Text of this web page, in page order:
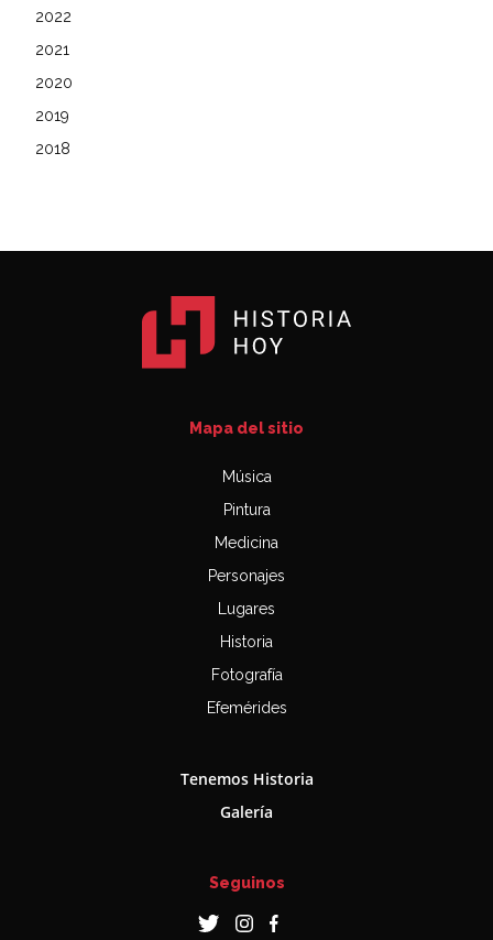
2022
2021
2020
2019
2018
Mapa del sitio
Música
Pintura
Medicina
Personajes
Lugares
Historia
Fotografía
Efemérides
Tenemos Historia
Galería
Seguinos